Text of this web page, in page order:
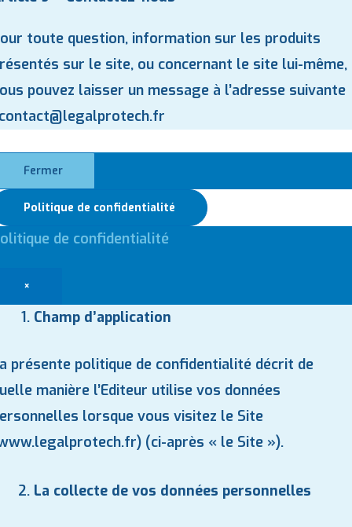
toute question, information sur les produits
sur le site, ou concernant le site lui-même,
pouvez laisser un message à l’adresse suivante
Fermer
Politique de confidentialité
de confidentialité
×
Champ d’application
présente politique de confidentialité décrit de
manière l’Editeur utilise vos données
lorsque vous visitez le Site
) (ci-après « le Site »).
La collecte de vos données personnelles